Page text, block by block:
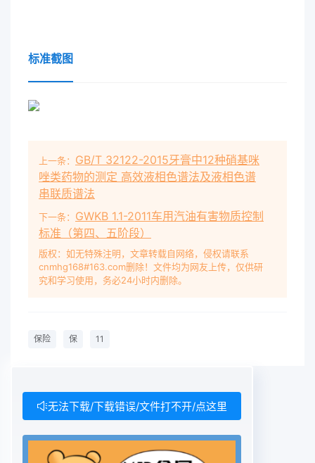
标准截图
上一条： GB/T 32122-2015牙膏中12种硝基咪
唑类药物的测定 高效液相色谱法及液相色谱
串联质谱法
下一条： GWKB 1.1-2011车用汽油有害物质控制
标准（第四、五阶段）
版权：如无特殊注明，文章转载自网络，侵权请联系
cnmhg168#163.com删除！文件均为网友上传，仅供研
究和学习使用，务必24小时内删除。
保险 保 11
无法下载/下载错误/文件打不开/点这里